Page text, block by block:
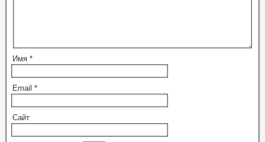
Имя *
Email *
Сайт